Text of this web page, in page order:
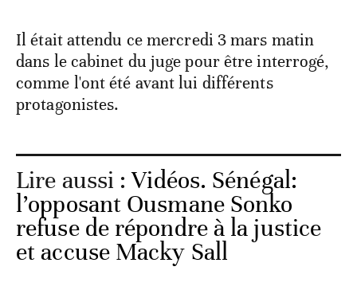
Il était attendu ce mercredi 3 mars matin
dans le cabinet du juge pour être interrogé,
comme l'ont été avant lui différents
protagonistes.
Lire aussi :Vidéos. Sénégal:
l’opposant Ousmane Sonko
refuse de répondre à la justice
et accuse Macky Sall